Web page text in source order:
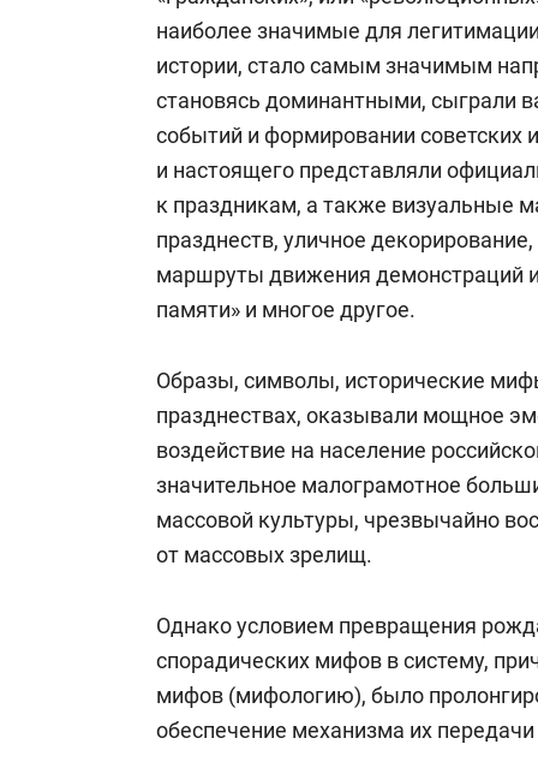
наиболее значимые для
истории, стало самым значимым
становясь доминантными, сыграли
событий и формировании советских
и настоящего представляли
к праздникам, а также визуальные
празднеств, уличное
маршруты движения демонстраций
памяти» и многое другое.
Образы, символы, исторические
празднествах, оказывали мощное
воздействие на население
значительное малограмотное
массовой культуры, чрезвычайно
от массовых зрелищ.
Однако условием превращения
спорадических мифов в систему,
мифов (мифологию), было
обеспечение механизма их